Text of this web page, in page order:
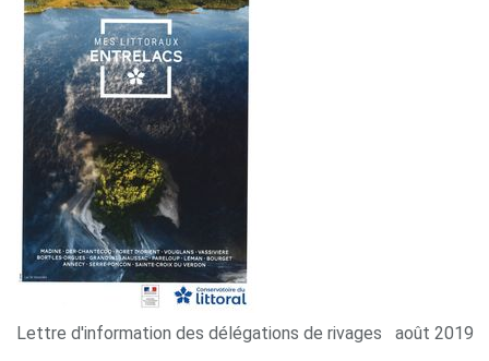
Lettre d'information des délégations de rivages août 2019